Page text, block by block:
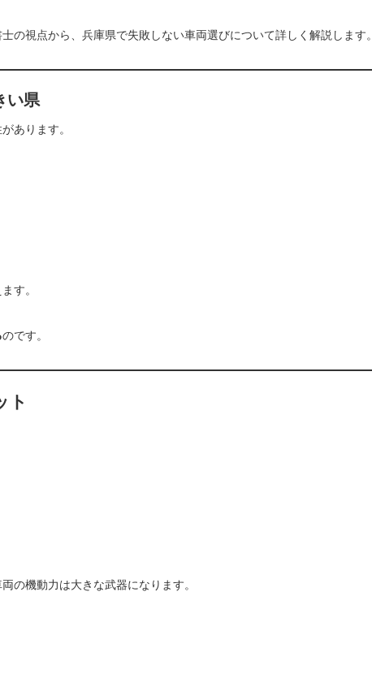
の視点から、兵庫県で失敗しない車両選びについて詳しく解説します。
い県
あります。
す。
のです。
ト
の機動力は大きな武器になります。